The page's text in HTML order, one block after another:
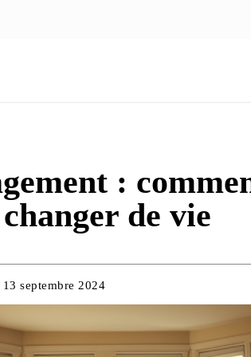
:
de vie
13 septembre 2024